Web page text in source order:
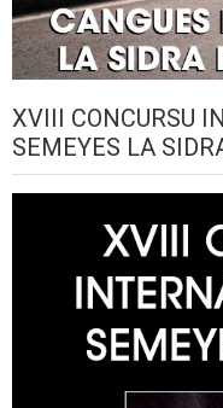
XVIII CONCURSU
SEMEYES LA